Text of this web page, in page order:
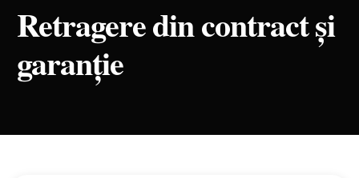
Retragere din contract și
garanție